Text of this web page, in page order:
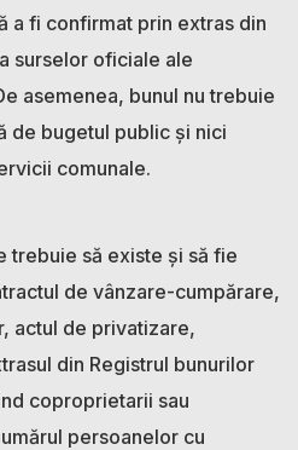
a fi confirmat prin extras din
surselor oficiale ale
asemenea, bunul nu trebuie
de bugetul public și nici
comunale.
trebuie să existe și să fie
de vânzare-cumpărare,
actul de privatizare,
din Registrul bunurilor
coproprietarii sau
persoanelor cu